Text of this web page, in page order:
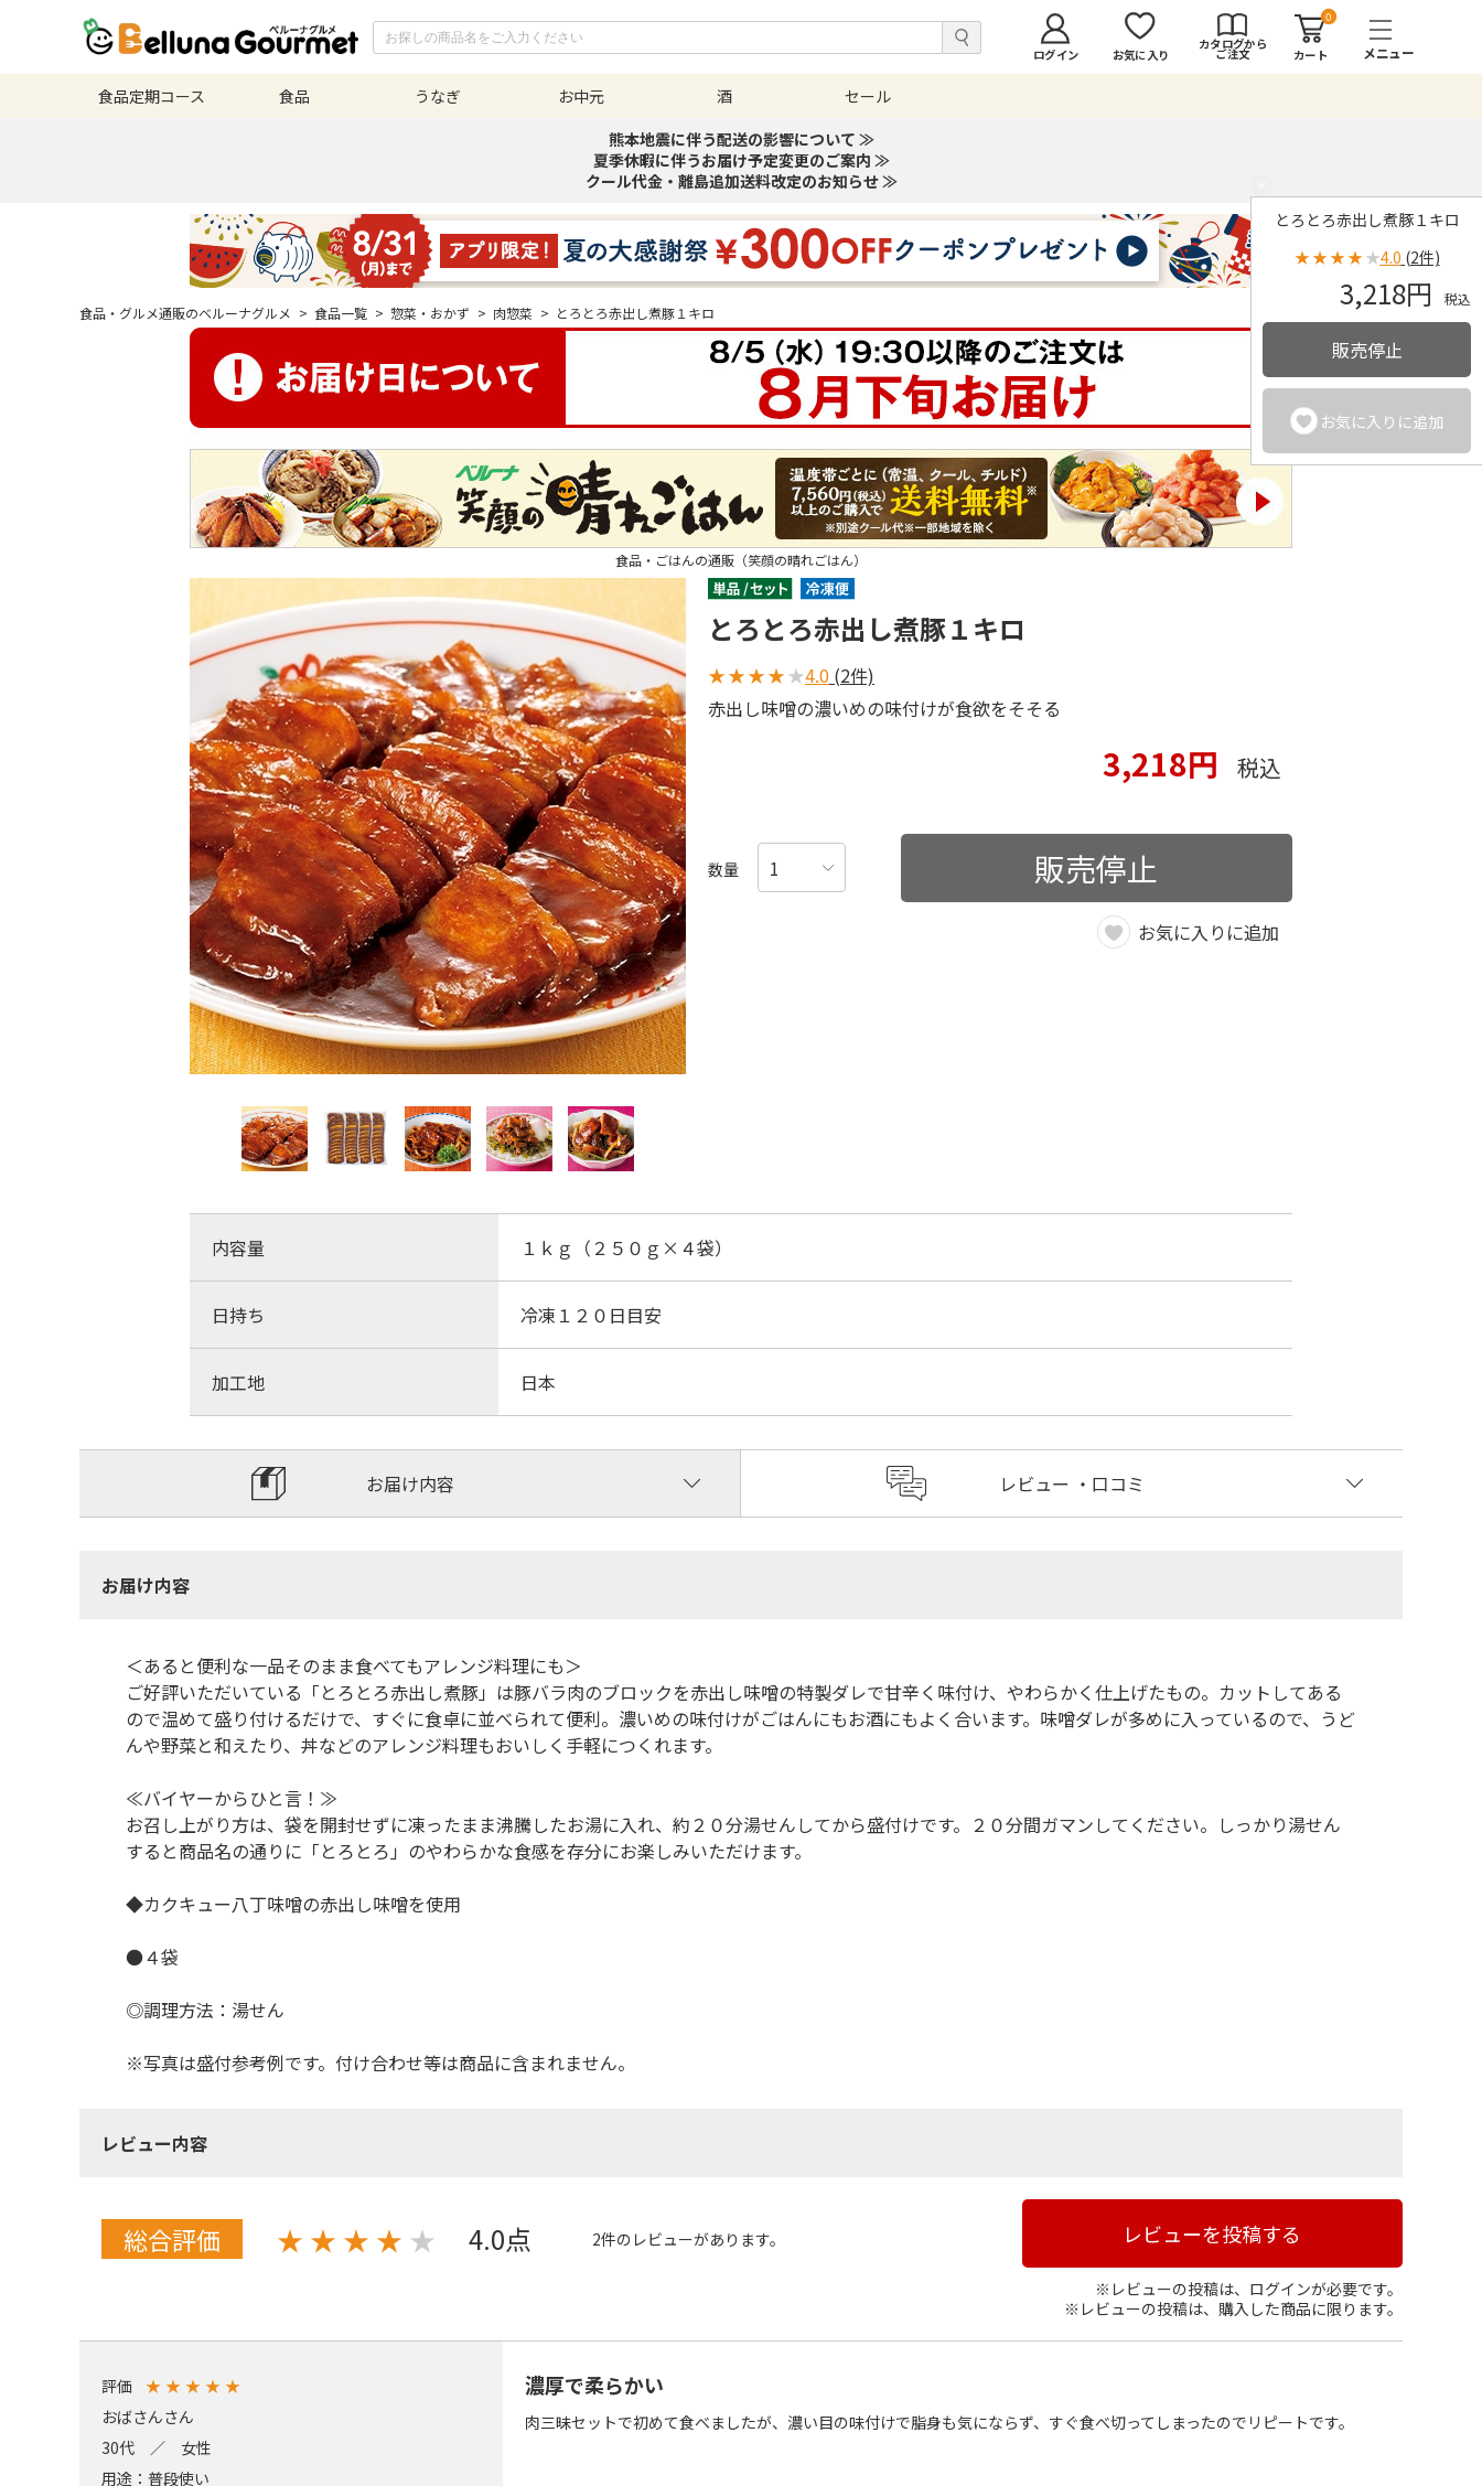
ログイン お気に入り
カタログから
ご注文
0
カート
食品定期コース 食品 うなぎ お中元 酒
セール
熊本地震に伴う配送の影響について ≫
夏季休暇に伴うお届け予定変更のご案内 ≫
クール代金・離島追加送料改定のお知らせ ≫
食品・グルメ通販のベルーナグルメ > 食品一覧 > 惣菜・おかず > 肉惣菜 > とろとろ赤出し煮豚１キロ
とろとろ赤出し煮豚１キロ
★★★★★4.0 (2件)
3,218円 税込
販売停止
お気に入りに追加
食品・ごはんの通販（笑顔の晴れごはん）
とろとろ赤出し煮豚１キロ
★★★★★4.0 (2件)
赤出し味噌の濃いめの味付けが食欲をそそる
3,218円 税込
数量 販売停止
お気に入りに追加
内容量 １ｋｇ（２５０ｇ×４袋）
日持ち 冷凍１２０日目安
加工地 日本
お届け内容 レビュー ・口コミ
お届け内容
＜あると便利な一品そのまま食べてもアレンジ料理にも＞
ご好評いただいている「とろとろ赤出し煮豚」は豚バラ肉のブロックを赤出し味噌の特製ダレで甘辛く味付け、やわらかく仕上げたもの。カットしてある
ので温めて盛り付けるだけで、すぐに食卓に並べられて便利。濃いめの味付けがごはんにもお酒にもよく合います。味噌ダレが多めに入っているので、うど
んや野菜と和えたり、丼などのアレンジ料理もおいしく手軽につくれます。
≪バイヤーからひと言！≫
お召し上がり方は、袋を開封せずに凍ったまま沸騰したお湯に入れ、約２０分湯せんしてから盛付けです。２０分間ガマンしてください。しっかり湯せん
すると商品名の通りに「とろとろ」のやわらかな食感を存分にお楽しみいただけます。
◆カクキュー八丁味噌の赤出し味噌を使用
●４袋
◎調理方法：湯せん
※写真は盛付参考例です。付け合わせ等は商品に含まれません。
レビュー内容
総合評価 ★ ★ ★ ★ ★ 4.0点 2件のレビューがあります。 レビューを投稿する
※レビューの投稿は、ログインが必要です。
※レビューの投稿は、購入した商品に限ります。
評価 ★ ★ ★ ★ ★
おばさんさん
30代 ／ 女性
用途：普段使い
濃厚で柔らかい
肉三昧セットで初めて食べましたが、濃い目の味付けで脂身も気にならず、すぐ食べ切ってしまったのでリピートです。